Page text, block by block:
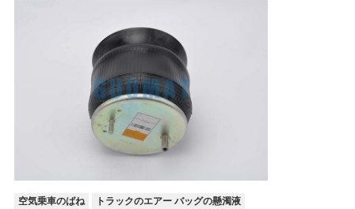
PRIVACY
空気乗車のばね
トラックのエアー バッグの懸濁液